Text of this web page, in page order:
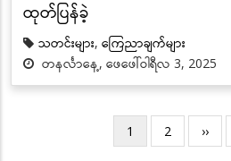
ထုတ်ပြန်ခဲ့
သတင်းများ, ကြေညာချက်များ
တနင်္လာနေ့, ဖေဖေါ်ဝါရီလ 3, 2025
လက်ရှိ
စာမျက်နှာ
1 စာမျက်နှာ
2
Next
page
››